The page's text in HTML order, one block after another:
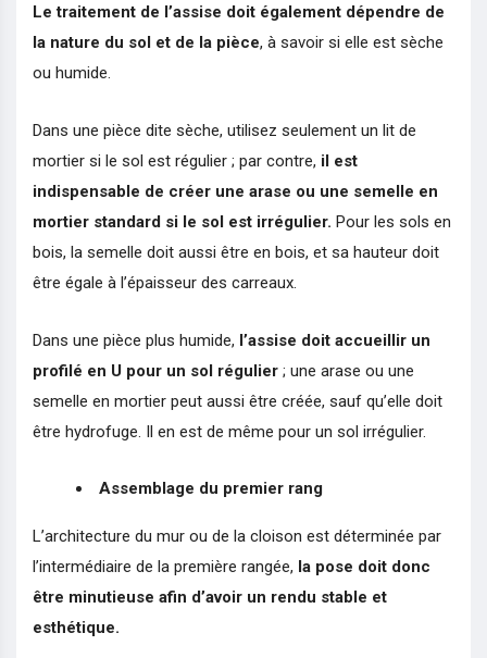
Le traitement de l’assise doit également dépendre de
la nature du sol et de la pièce, à savoir si elle est sèche
ou humide.
Dans une pièce dite sèche, utilisez seulement un lit de
mortier si le sol est régulier ; par contre, il est
indispensable de créer une arase ou une semelle en
mortier standard si le sol est irrégulier. Pour les sols en
bois, la semelle doit aussi être en bois, et sa hauteur doit
être égale à l’épaisseur des carreaux.
Dans une pièce plus humide, l’assise doit accueillir un
profilé en U pour un sol régulier ; une arase ou une
semelle en mortier peut aussi être créée, sauf qu’elle doit
être hydrofuge. Il en est de même pour un sol irrégulier.
Assemblage du premier rang
L’architecture du mur ou de la cloison est déterminée par
l’intermédiaire de la première rangée, la pose doit donc
être minutieuse afin d’avoir un rendu stable et
esthétique.